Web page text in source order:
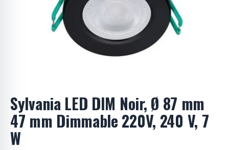
Sylvania LED DIM Noir, Ø 87 mm
47 mm Dimmable 220V, 240 V, 7
W